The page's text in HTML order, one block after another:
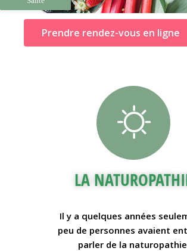
Prendre rendez-vous en ligne
LA
Il y a quelques années
peu de personnes avaient
parler de la